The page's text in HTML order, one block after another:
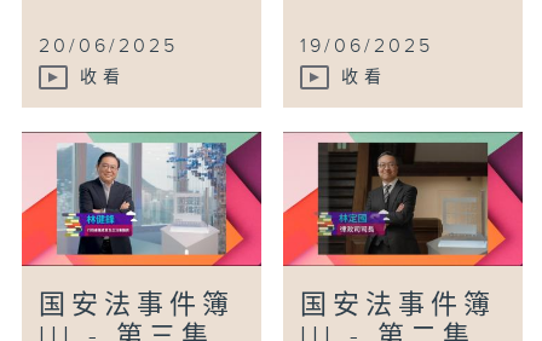
20/06/2025
收看
19/06/2025
收看
国安法事件簿
国安法事件簿